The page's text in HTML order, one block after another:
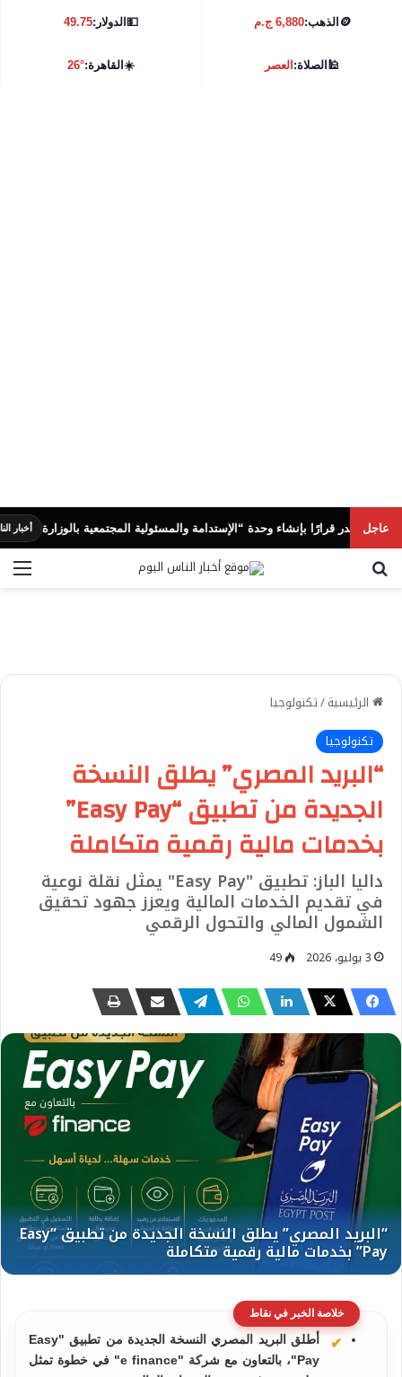
🪙 الذهب:6,880 ج.م 💵الدولار:49.75
🕌الصلاة:العصر ☀️القاهرة:26°
عاجلبإنشاء وحدة “الإستدامة والمسئولية المجتمعية بالوزارة أخبار الناس اليوم
الرئيسية/تكنولوجيا
تكنولوجيا
“البريد المصري” يطلق النسخة
الجديدة من تطبيق “Easy Pay”
بخدمات مالية رقمية متكاملة
داليا الباز: تطبيق "Easy Pay" يمثل نقلة نوعية
في تقديم الخدمات المالية ويعزز جهود تحقيق
الشمول المالي والتحول الرقمي
3 يوليو، 2026 49
خلاصة الخبر في نقاط
أطلق البريد المصري النسخة الجديدة من تطبيق "Easy
Pay"، بالتعاون مع شركة "e finance" في خطوة تمثل